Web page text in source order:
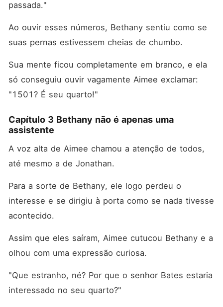
passada."
Ao ouvir esses números, Bethany sentiu como se
suas pernas estivessem cheias de chumbo.
Sua mente ficou completamente em branco, e ela
só conseguiu ouvir vagamente Aimee exclamar:
"1501? É seu quarto!"
Capítulo 3 Bethany não é apenas uma
assistente
A voz alta de Aimee chamou a atenção de todos,
até mesmo a de Jonathan.
Para a sorte de Bethany, ele logo perdeu o
interesse e se dirigiu à porta como se nada tivesse
acontecido.
Assim que eles saíram, Aimee cutucou Bethany e a
olhou com uma expressão curiosa.
"Que estranho, né? Por que o senhor Bates estaria
interessado no seu quarto?"